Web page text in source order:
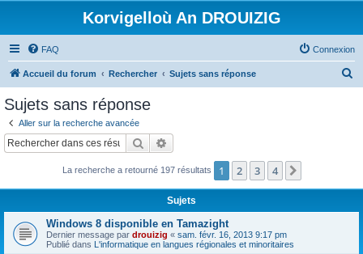
Korvigelloù An DROUIZIG
FAQ Connexion
Accueil du forum Rechercher Sujets sans réponse
c
Sujets sans réponse
Aller sur la recherche avancée
Rechercher
La recherche a retourné 197 résultats 1 2 3 4
Sujets
Windows 8 disponible en Tamazight
Dernier message par drouizig « sam. févr. 16, 2013 9:17 pm
Publié dans L'informatique en langues régionales et minoritaires